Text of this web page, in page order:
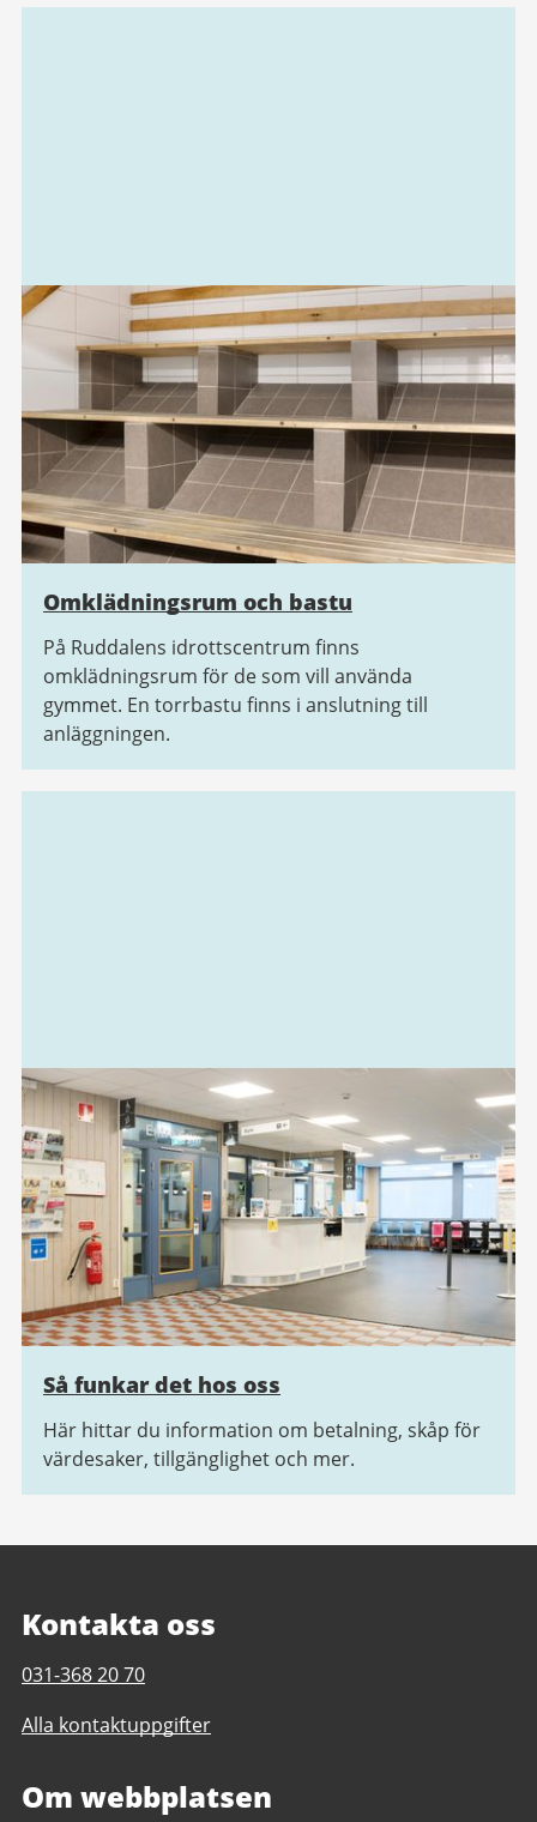
Omklädningsrum och bastu
På Ruddalens idrottscentrum finns
omklädningsrum för de som vill använda
gymmet. En torrbastu finns i anslutning till
anläggningen.
Så funkar det hos oss
Här hittar du information om betalning, skåp för
värdesaker, tillgänglighet och mer.
Kontakta oss
Telefonnummer
Ruddalens
031-368 20 70
Alla kontaktuppgifter
Om webbplatsen